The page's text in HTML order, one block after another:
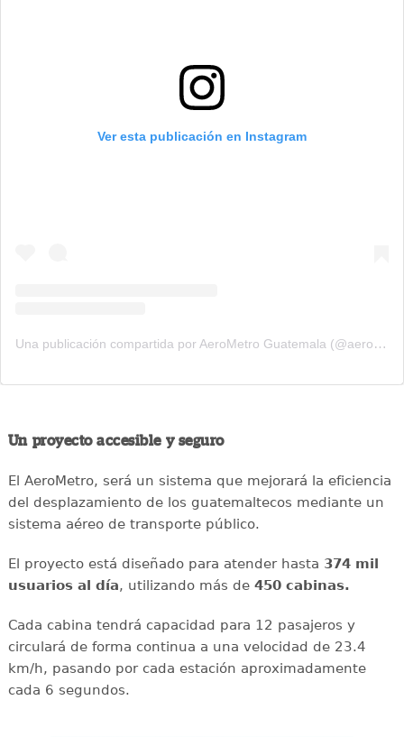
Ver esta publicación en Instagram
Una publicación compartida por AeroMetro Guatemala (@aerometrogt)
Un proyecto accesible y seguro
El AeroMetro, será un sistema que mejorará la eficiencia
del desplazamiento de los guatemaltecos mediante un
sistema aéreo de transporte público.
El proyecto está diseñado para atender hasta 374 mil
usuarios al día, utilizando más de 450 cabinas.
Cada cabina tendrá capacidad para 12 pasajeros y
circulará de forma continua a una velocidad de 23.4
km/h, pasando por cada estación aproximadamente
cada 6 segundos.